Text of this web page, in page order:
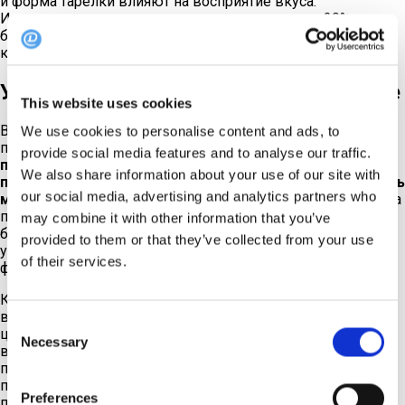
This website uses cookies
We use cookies to personalise content and ads, to
provide social media features and to analyse our traffic.
We also share information about your use of our site with
our social media, advertising and analytics partners who
may combine it with other information that you’ve
provided to them or that they’ve collected from your use
of their services.
Consent
Selection
Necessary
Preferences
Исследование показало, что люди ощущали на 20%
больше сладости и на 30% больше интенсивности вкуса,
когда ели чизкейк, поданный на белой круглой тарелке.
Употреблять цветные чипсы сложнее
Введение необычных цветов влияет на потребление
пищи.Исследование 2012 года показал, чтоКрасочные
продукты питания могут повысить осведомленность о
потреблении, что приведет к тому, что люди будут есть
меньше.Осознанность потребления - это состояние, когда
потребитель осознает, какую пищу он потребляет, а не ест
бездумно. Исследование проводилось дважды, группы
участников ели чипсы из трубочки во время просмотра
фильма.
Контрольная группа потребляла чипсы обычного цвета, а
вторая группа из обоих исследований - чипсы красного
цвета, вводимые через определенные промежутки
времени. Группа, употреблявшая красные чипсы,
потребляла менее 50 % от контрольной группы. Эксперты
предположили следующие причины снижения